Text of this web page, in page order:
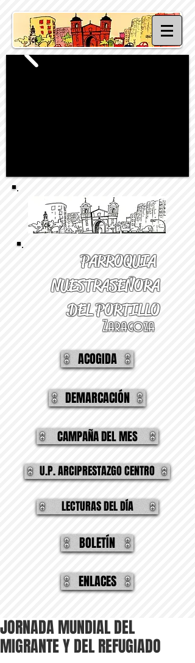
PARROQUIA
NUESTRASEÑORA
DEL PORTILLO
Zaragoza
ACOGIDA
DEMARCACIÓN
CAMPAÑA DEL MES
U.P. ARCIPRESTAZGO CENTRO
LECTURAS DEL DÍA
BOLETÍN
ENLACES
JORNADA MUNDIAL DEL
MIGRANTE Y DEL REFUGIADO